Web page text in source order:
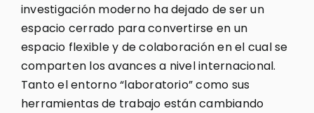
investigación moderno ha dejado de ser un
espacio cerrado para convertirse en un
espacio flexible y de colaboración en el cual se
comparten los avances a nivel internacional.
Tanto el entorno “laboratorio” como sus
herramientas de trabajo están cambiando